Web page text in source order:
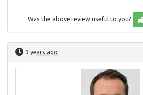
Was the above review useful to you?
9 years ago